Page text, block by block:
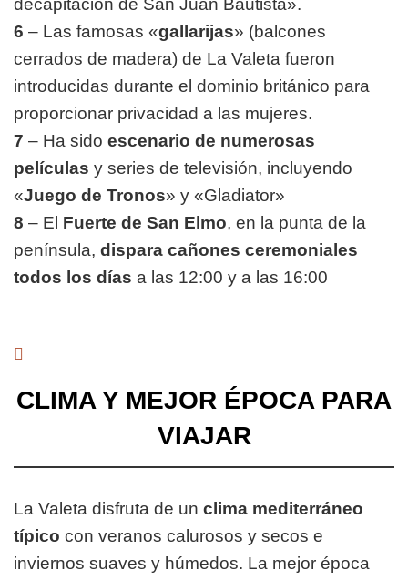
decapitación de San Juan Bautista».
6 – Las famosas «gallarijas» (balcones
cerrados de madera) de La Valeta fueron
introducidas durante el dominio británico para
proporcionar privacidad a las mujeres.
7 – Ha sido escenario de numerosas
películas y series de televisión, incluyendo
«Juego de Tronos» y «Gladiator»
8 – El Fuerte de San Elmo, en la punta de la
península, dispara cañones ceremoniales
todos los días a las 12:00 y a las 16:00
CLIMA Y MEJOR ÉPOCA PARA
VIAJAR
La Valeta disfruta de un clima mediterráneo
típico con veranos calurosos y secos e
inviernos suaves y húmedos. La mejor época